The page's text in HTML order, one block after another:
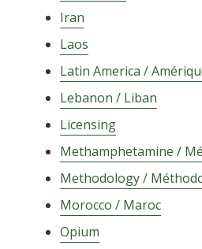
Iran
Laos
Latin America /
Lebanon / Liban
Licensing
Methamphetamine /
Methodology /
Morocco / Maroc
Opium